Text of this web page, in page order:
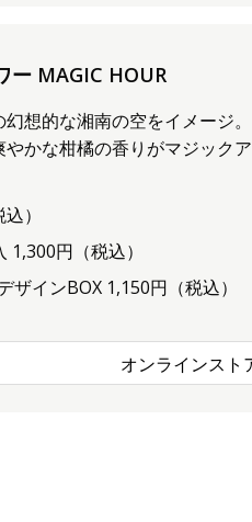
ー MAGIC HOUR
想的な湘南の空をイメージ。
かな柑橘の香りがマジック
）
円（税込）
ザインBOX 1,150円（税込）
オンラインスト